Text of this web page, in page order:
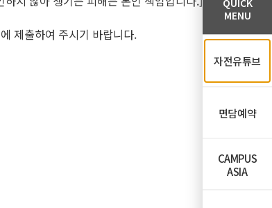
제출하여 주시기 바랍니다.
MENU
자전유튜브
면담예약
CAMPUS
ASIA